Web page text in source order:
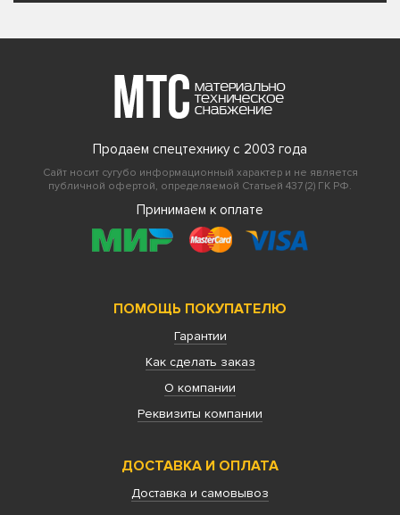
Продаем спецтехнику с 2003 года
Сайт носит сугубо информационный характер и не является
публичной офертой, определяемой Статьей 437 (2) ГК РФ.
Принимаем к оплате
ПОМОЩЬ ПОКУПАТЕЛЮ
Гарантии
Как сделать заказ
О компании
Реквизиты компании
ДОСТАВКА И ОПЛАТА
Доставка и самовывоз